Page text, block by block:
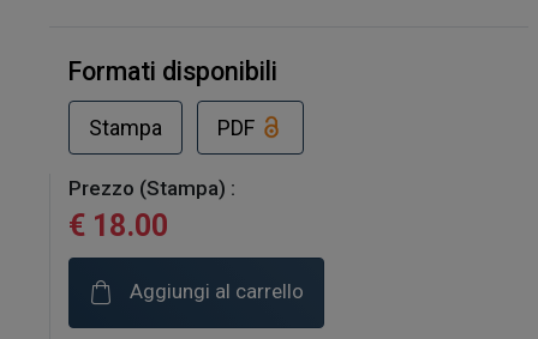
Formati disponibili
Stampa PDF
Prezzo (Stampa) :
€ 18.00
Aggiungi al carrello